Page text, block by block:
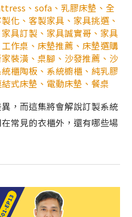
、 sofa 、 乳膠床墊 、 全
化 、 客製家具 、 家具挑選 、
家具訂製 、 家具誠實哥 、 家具
工作桌 、 床墊推薦 、 床墊選購
裝潢 、 桌腳 、 沙發推薦 、 沙
統櫃陶板 、 系統櫥櫃 、 純乳膠
式床墊 、 電動床墊 、 餐桌
，而這集將會解說訂製系統
常見的衣櫃外，還有哪些場